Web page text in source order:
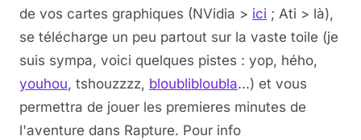
de vos cartes graphiques (NVidia > ici ; Ati > là),
se télécharge un peu partout sur la vaste toile (je
suis sympa, voici quelques pistes : yop, hého,
youhou, tshouzzzz, bloublibloubla...) et vous
permettra de jouer les premieres minutes de
l'aventure dans Rapture. Pour info